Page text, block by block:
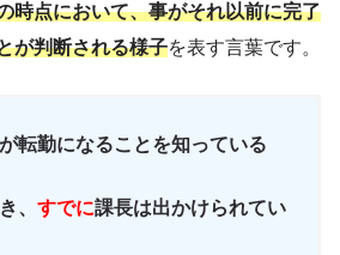
時点において、事がそれ以前に完了
が判断される様子を表す言葉です。
転勤になることを知っている
、 すでに課長は出かけられてい